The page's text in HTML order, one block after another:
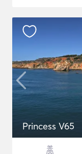
Princess V65